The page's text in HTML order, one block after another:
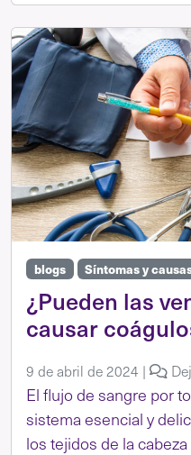
blogs Síntomas y
¿Pueden las
causar
9 de abril de 2024 |
El flujo de sangre por
sistema esencial y
los tejidos de la